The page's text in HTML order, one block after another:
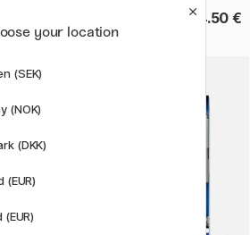
24.50 €
your location
(SEK)
(NOK)
(DKK)
(EUR)